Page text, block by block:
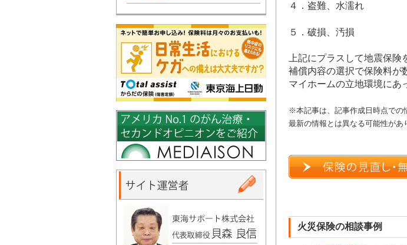
４．盗難、水濡れ
５．破損、汚損
上記にプラスして地震保険
補償内容の選択で保険料が
マイホームの立地環境にあ
※本記事は、記事作成日時点での
最新の情報とは異なる可能性があ
火災保険の相談事例